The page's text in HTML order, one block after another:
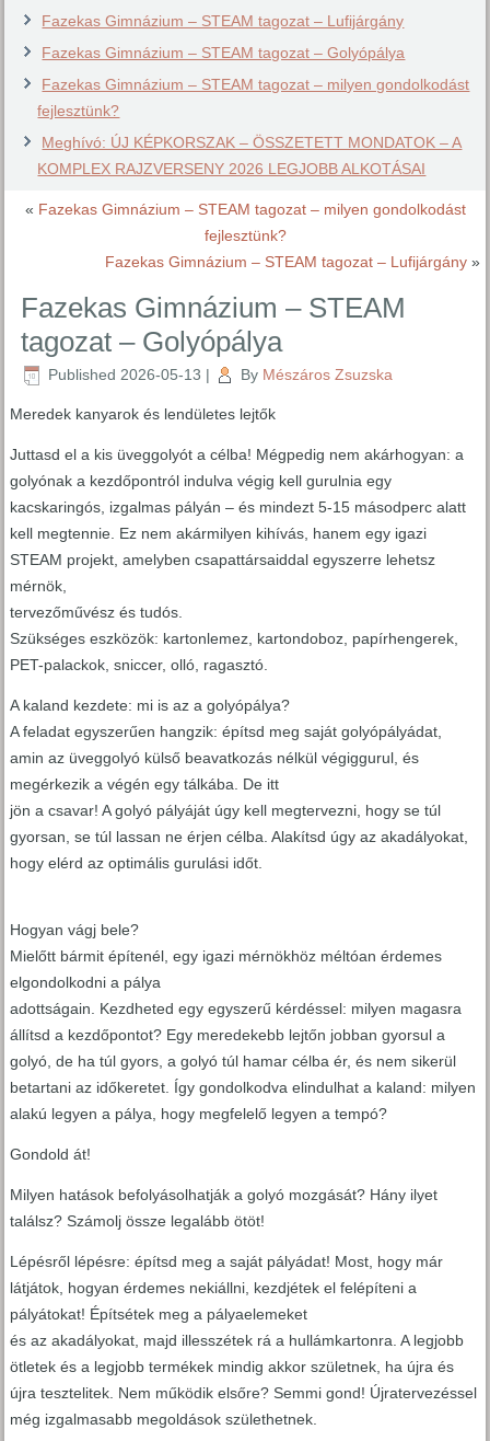
Fazekas Gimnázium – STEAM tagozat – Lufijárgány
Fazekas Gimnázium – STEAM tagozat – Golyópálya
Fazekas Gimnázium – STEAM tagozat – milyen gondolkodást
fejlesztünk?
Meghívó: ÚJ KÉPKORSZAK – ÖSSZETETT MONDATOK – A
KOMPLEX RAJZVERSENY 2026 LEGJOBB ALKOTÁSAI
« Fazekas Gimnázium – STEAM tagozat – milyen gondolkodást
fejlesztünk?
Fazekas Gimnázium – STEAM tagozat – Lufijárgány»
Fazekas Gimnázium – STEAM
tagozat – Golyópálya
Published 2026-05-13 | By Mészáros Zsuzska
Meredek kanyarok és lendületes lejtők
Juttasd el a kis üveggolyót a célba! Mégpedig nem akárhogyan: a
golyónak a kezdőpontról indulva végig kell gurulnia egy
kacskaringós, izgalmas pályán – és mindezt 5-15 másodperc alatt
kell megtennie. Ez nem akármilyen kihívás, hanem egy igazi
STEAM projekt, amelyben csapattársaiddal egyszerre lehetsz
mérnök,
tervezőművész és tudós.
Szükséges eszközök: kartonlemez, kartondoboz, papírhengerek,
PET-palackok, sniccer, olló, ragasztó.
A kaland kezdete: mi is az a golyópálya?
A feladat egyszerűen hangzik: építsd meg saját golyópályádat,
amin az üveggolyó külső beavatkozás nélkül végiggurul, és
megérkezik a végén egy tálkába. De itt
jön a csavar! A golyó pályáját úgy kell megtervezni, hogy se túl
gyorsan, se túl lassan ne érjen célba. Alakítsd úgy az akadályokat,
hogy elérd az optimális gurulási időt.
Hogyan vágj bele?
Mielőtt bármit építenél, egy igazi mérnökhöz méltóan érdemes
elgondolkodni a pálya
adottságain. Kezdheted egy egyszerű kérdéssel: milyen magasra
állítsd a kezdőpontot? Egy meredekebb lejtőn jobban gyorsul a
golyó, de ha túl gyors, a golyó túl hamar célba ér, és nem sikerül
betartani az időkeretet. Így gondolkodva elindulhat a kaland: milyen
alakú legyen a pálya, hogy megfelelő legyen a tempó?
Gondold át!
Milyen hatások befolyásolhatják a golyó mozgását? Hány ilyet
találsz? Számolj össze legalább ötöt!
Lépésről lépésre: építsd meg a saját pályádat! Most, hogy már
látjátok, hogyan érdemes nekiállni, kezdjétek el felépíteni a
pályátokat! Építsétek meg a pályaelemeket
és az akadályokat, majd illesszétek rá a hullámkartonra. A legjobb
ötletek és a legjobb termékek mindig akkor születnek, ha újra és
újra tesztelitek. Nem működik elsőre? Semmi gond! Újratervezéssel
még izgalmasabb megoldások születhetnek.